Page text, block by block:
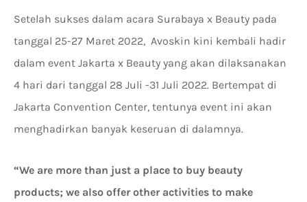
Setelah sukses dalam acara Surabaya x Beauty pada
tanggal 25-27 Maret 2022, Avoskin kini kembali hadir
dalam event Jakarta x Beauty yang akan dilaksanakan
4 hari dari tanggal 28 Juli -31 Juli 2022. Bertempat di
Jakarta Convention Center, tentunya event ini akan
menghadirkan banyak keseruan di dalamnya.
“We are more than just a place to buy beauty
products; we also offer other activities to make